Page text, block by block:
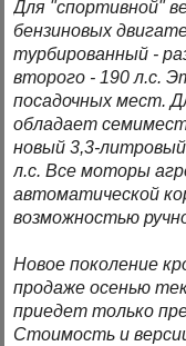
Для "спортивной"
бензиновых
турбированный -
второго - 190 л.с.
посадочных мест.
обладает
новый 3,3-
л.с. Все моторы
автоматической
возможностью
Новое поколение
продаже осенью
приедет только
Стоимость и